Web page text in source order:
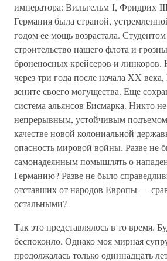
императора: Вильгельм I, Фридрих
Германия была страной,
годом ее мощь возрастала.
строительство нашего флота и
броненосных крейсеров и линкоров.
через три года после начала XX
зените своего могущества. Еще
система альянсов Бисмарка. Никто
непрерывным, устойчивым
качестве новой колониальной
опасность мировой войны. Разве не
самонадеянным помышлять о
Германию? Разве не было
отставших от народов Европы —
остальными?
Так это представлялось в то время.
беспокоило. Однако моя мирная
продолжалась только одиннадцать